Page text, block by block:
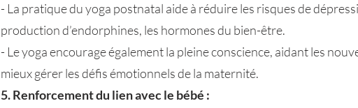
- La pratique du yoga postnatal aide à réduire les risques de
production d’endorphines, les hormones du bien-être.
- Le yoga encourage également la pleine conscience, aidant les
mieux gérer les défis émotionnels de la maternité.
5. Renforcement du lien avec le bébé :